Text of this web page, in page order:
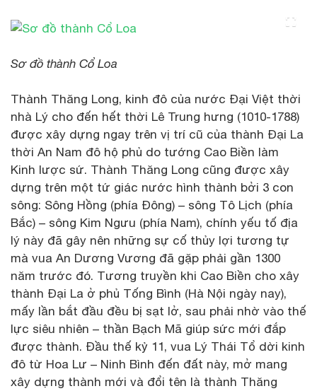
Sơ đồ thành Cổ Loa
Thành Thăng Long, kinh đô của nước Đại Việt thời
nhà Lý cho đến hết thời Lê Trung hưng (1010-1788)
được xây dựng ngay trên vị trí cũ của thành Đại La
thời An Nam đô hộ phủ do tướng Cao Biền làm
Kinh lược sứ. Thành Thăng Long cũng được xây
dựng trên một tứ giác nước hình thành bởi 3 con
sông: Sông Hồng (phía Đông) – sông Tô Lịch (phía
Bắc) – sông Kim Ngưu (phía Nam), chính yếu tố địa
lý này đã gây nên những sự cố thủy lợi tương tự
mà vua An Dương Vương đã gặp phải gần 1300
năm trước đó. Tương truyền khi Cao Biền cho xây
thành Đại La ở phủ Tống Bình (Hà Nội ngày nay),
mấy lần bắt đầu đều bị sạt lở, sau phải nhờ vào thế
lực siêu nhiên – thần Bạch Mã giúp sức mới đắp
được thành. Đầu thế kỷ 11, vua Lý Thái Tổ dời kinh
đô từ Hoa Lư – Ninh Bình đến đất này, mở mang
xây dựng thành mới và đổi tên là thành Thăng